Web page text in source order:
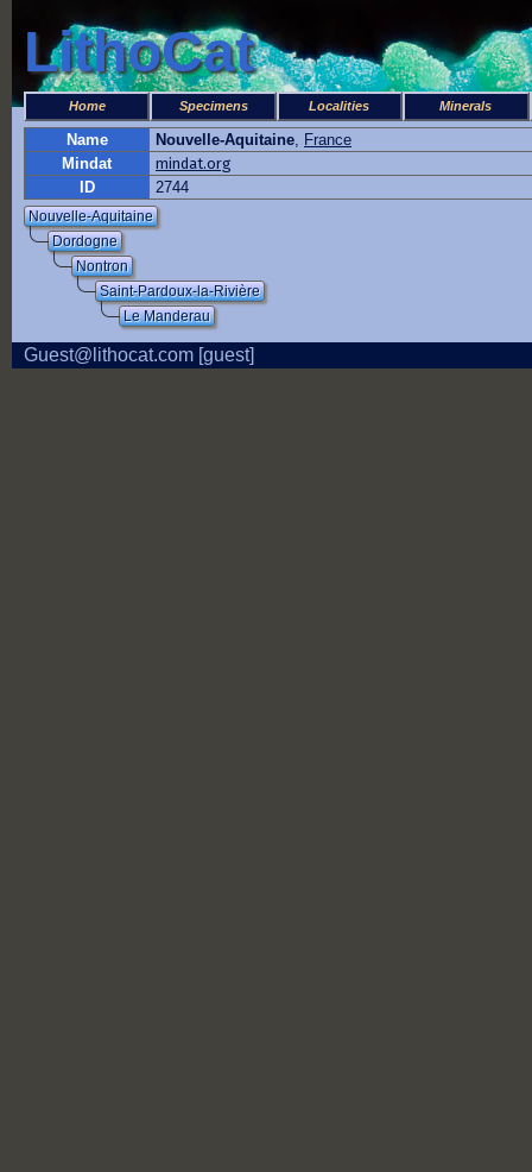
LithoCat
Home Specimens Localities Minerals
Name Nouvelle-Aquitaine France
Mindat
mindat.org
ID
2744
Nouvelle-Aquitaine
Dordogne
Nontron
Saint-Pardoux-la-Rivière
Le Manderau
Guest@lithocat.com [guest]